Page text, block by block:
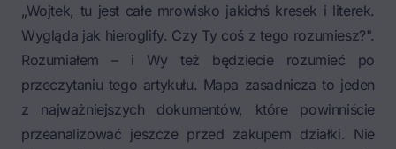
„Wojtek, tu jest całe mrowisko jakichś kresek i literek.
Wygląda jak hieroglify. Czy Ty coś z tego rozumiesz?".
Rozumiałem – i Wy też będziecie rozumieć po
przeczytaniu tego artykułu. Mapa zasadnicza to jeden
z najważniejszych dokumentów, które powinniście
przeanalizować jeszcze przed zakupem działki. Nie